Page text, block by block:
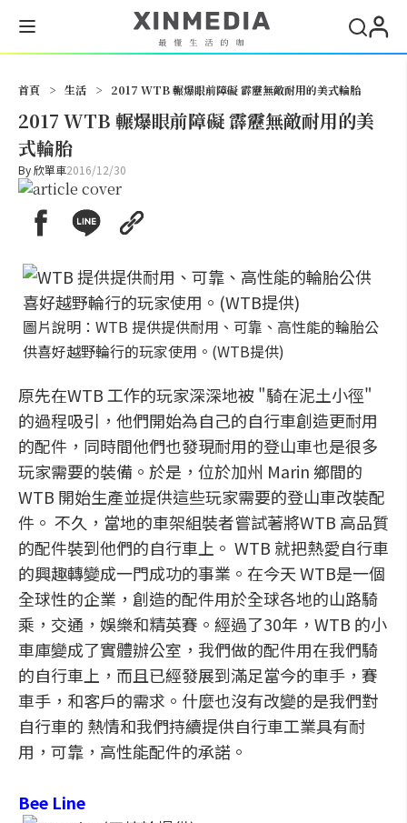
首頁 > 生活 > 2017 WTB 輾爆眼前障礙 霹靂無敵耐用的美式輪胎
2017 WTB 輾爆眼前障礙 霹靂無敵耐用的美
式輪胎
By欣單車2016/12/30
圖片說明：WTB 提供提供耐用、可靠、高性能的輪胎公
供喜好越野輪行的玩家使用。(WTB提供)
原先在WTB 工作的玩家深深地被 "騎在泥土小徑"
的過程吸引，他們開始為自己的自行車創造更耐用
的配件，同時間他們也發現耐用的登山車也是很多
玩家需要的裝備。於是，位於加州 Marin 鄉間的
WTB 開始生產並提供這些玩家需要的登山車改裝配
件。 不久，當地的車架組裝者嘗試著將WTB 高品質
的配件裝到他們的自行車上。 WTB 就把熱愛自行車
的興趣轉變成一門成功的事業。在今天 WTB是一個
全球性的企業，創造的配件用於全球各地的山路騎
乘，交通，娛樂和精英賽。經過了30年，WTB 的小
車庫變成了實體辦公室，我們做的配件用在我們騎
的自行車上，而且已經發展到滿足當今的車手，賽
車手，和客戶的需求。什麼也沒有改變的是我們對
自行車的 熱情和我們持續提供自行車工業具有耐
用，可靠，高性能配件的承諾。
Bee Line